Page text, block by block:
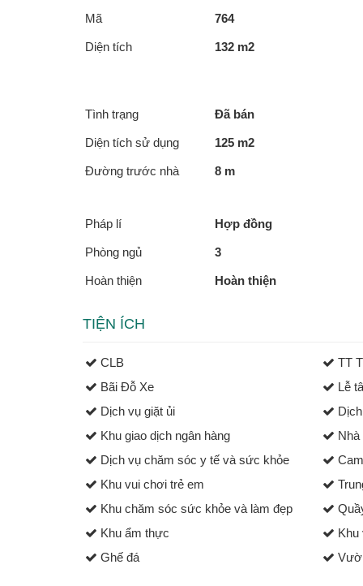
Mã 764
Diện tích 132 m2
Tình trạng Đã bán
Diện tích sử dụng 125 m2
Đường trước nhà 8 m
Pháp lí Hợp đồng
Phòng ngủ 3
Hoàn thiện Hoàn thiện
TIỆN ÍCH
CLB TT
Bãi Đỗ Xe
Lễ
Dịch vụ giặt ủi
Khu giao dịch ngân hàng
Nhà
Dịch vụ chăm sóc y tế và sức khỏe
Khu vui chơi trẻ em
Khu chăm sóc sức khỏe và làm đẹp
Khu ẩm thực
Khu
Ghế đá